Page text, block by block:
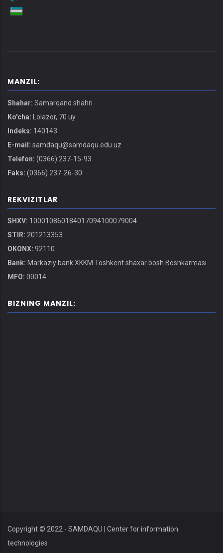
MANZIL:
Shahar: Samarqand shahri
Ko'cha: Lolazor, 70 uy
Indeks: 140143
E-mail: samdaqu@samdaqu.edu.uz
Telefon: (0366) 237-15-93
Faks: (0366) 237-26-30
REKVIZITLAR
SHXV: 100010860184017094100079004
STIR: 201213353
OKONX: 92110
Bank: Markaziy bank XKKM Toshkent shaxar bosh Boshkarmasi
MFO: 00014
BIZNING MANZIL:
Copyright © 2022 - SAMDAQU | Center for information
technologies